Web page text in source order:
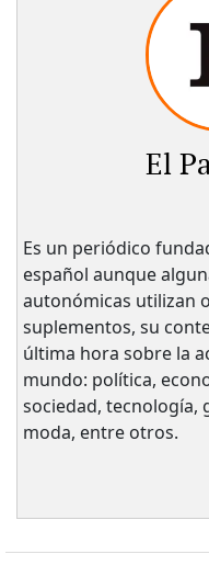
El
Es un periódico
español aunque
autonómicas utilizan
suplementos, su
última hora sobre la
mundo: política,
sociedad, tecnología,
moda, entre otros.